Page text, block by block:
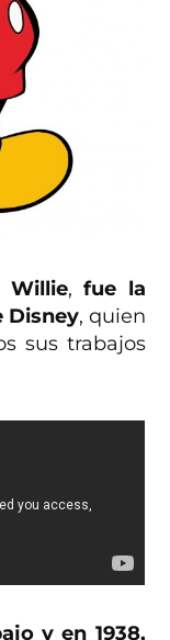
Willie,fue la
Disney, quien
sus trabajos
y en 1938,